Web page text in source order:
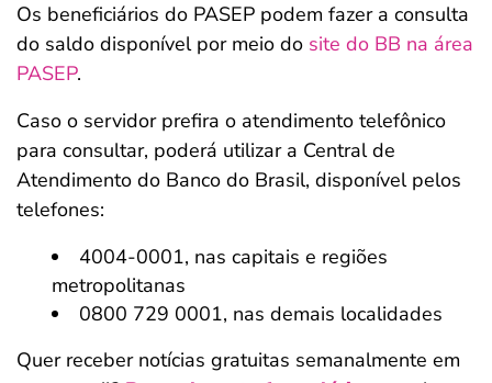
Os beneficiários do PASEP podem fazer a consulta
do saldo disponível por meio do site do BB na área
PASEP.
Caso o servidor prefira o atendimento telefônico
para consultar, poderá utilizar a Central de
Atendimento do Banco do Brasil, disponível pelos
telefones:
4004-0001, nas capitais e regiões
metropolitanas
0800 729 0001, nas demais localidades
Quer receber notícias gratuitas semanalmente em